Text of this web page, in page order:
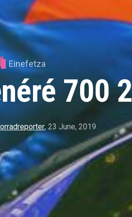
Einefetza
700
,23 June, 2019